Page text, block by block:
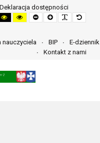
Deklaracja dostępności
High
contrast
mode
High
contrast
mode
Set
smaller
Set
larger
Make
font
Set
default
nauczyciela
BIP E-dziennik
Kontakt z nami